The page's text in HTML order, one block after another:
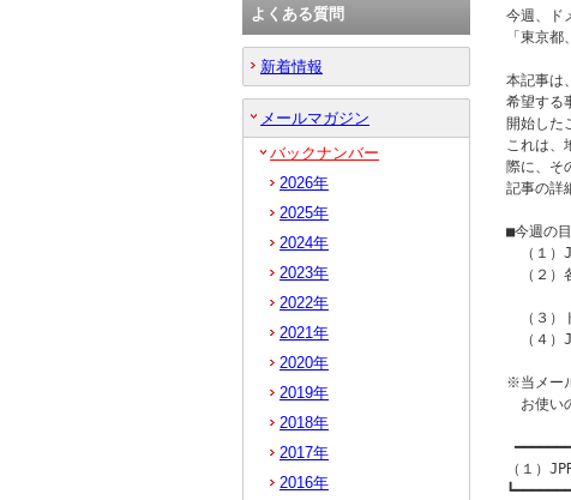
今週、ド
「東京
本記事は
希望する
開始した
これは、
際に、そ
記事の詳
■今週の
（１）
（２）
- ドメ
（３）
（４）
※当メー
お使い
（１）
よくある質問
新着情報
メールマガジン
バックナンバー
2026年
2025年
2024年
2023年
2022年
2021年
2020年
2019年
2018年
2017年
2016年